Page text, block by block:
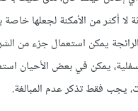
لا أكثر من الأمكنة لجعلها خاصة
يمكن استعمال جزء من
يمكن في بعض الأحيان
يجب فقط تذكر عدم المبالغة.